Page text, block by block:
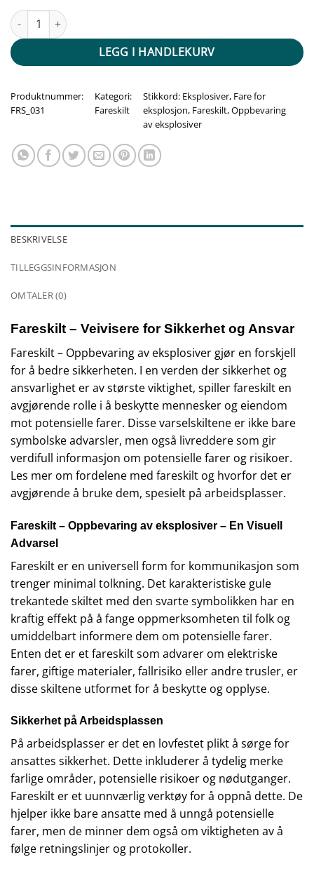
Fareskilt - Oppbevaring av eksplosiver antall
LEGG I HANDLEKURV
Produktnummer:
FRS_031
Kategori:
Fareskilt
Stikkord: Eksplosiver, Fare for
eksplosjon, Fareskilt,Oppbevaring
av eksplosiver
BESKRIVELSE
TILLEGGSINFORMASJON
OMTALER (0)
Fareskilt – Veivisere for Sikkerhet og Ansvar
Fareskilt – Oppbevaring av eksplosiver gjør en forskjell
for å bedre sikkerheten. I en verden der sikkerhet og
ansvarlighet er av største viktighet, spiller fareskilt en
avgjørende rolle i å beskytte mennesker og eiendom
mot potensielle farer. Disse varselskiltene er ikke bare
symbolske advarsler, men også livreddere som gir
verdifull informasjon om potensielle farer og risikoer.
Les mer om fordelene med fareskilt og hvorfor det er
avgjørende å bruke dem, spesielt på arbeidsplasser.
Fareskilt – Oppbevaring av eksplosiver – En Visuell
Advarsel
Fareskilt er en universell form for kommunikasjon som
trenger minimal tolkning. Det karakteristiske gule
trekantede skiltet med den svarte symbolikken har en
kraftig effekt på å fange oppmerksomheten til folk og
umiddelbart informere dem om potensielle farer.
Enten det er et fareskilt som advarer om elektriske
farer, giftige materialer, fallrisiko eller andre trusler, er
disse skiltene utformet for å beskytte og opplyse.
Sikkerhet på Arbeidsplassen
På arbeidsplasser er det en lovfestet plikt å sørge for
ansattes sikkerhet. Dette inkluderer å tydelig merke
farlige områder, potensielle risikoer og nødutganger.
Fareskilt er et uunnværlig verktøy for å oppnå dette. De
hjelper ikke bare ansatte med å unngå potensielle
farer, men de minner dem også om viktigheten av å
følge retningslinjer og protokoller.